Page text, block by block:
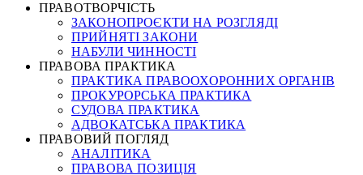
ПРАВОТВОРЧІСТЬ
ЗАКОНОПРОЄКТИ НА РОЗГЛЯДІ
ПРИЙНЯТІ ЗАКОНИ
НАБУЛИ ЧИННОСТІ
ПРАВОВА ПРАКТИКА
ПРАКТИКА ПРАВООХОРОННИХ ОРГАНІВ
ПРОКУРОРСЬКА ПРАКТИКА
СУДОВА ПРАКТИКА
АДВОКАТСЬКА ПРАКТИКА
ПРАВОВИЙ ПОГЛЯД
АНАЛІТИКА
ПРАВОВА ПОЗИЦІЯ